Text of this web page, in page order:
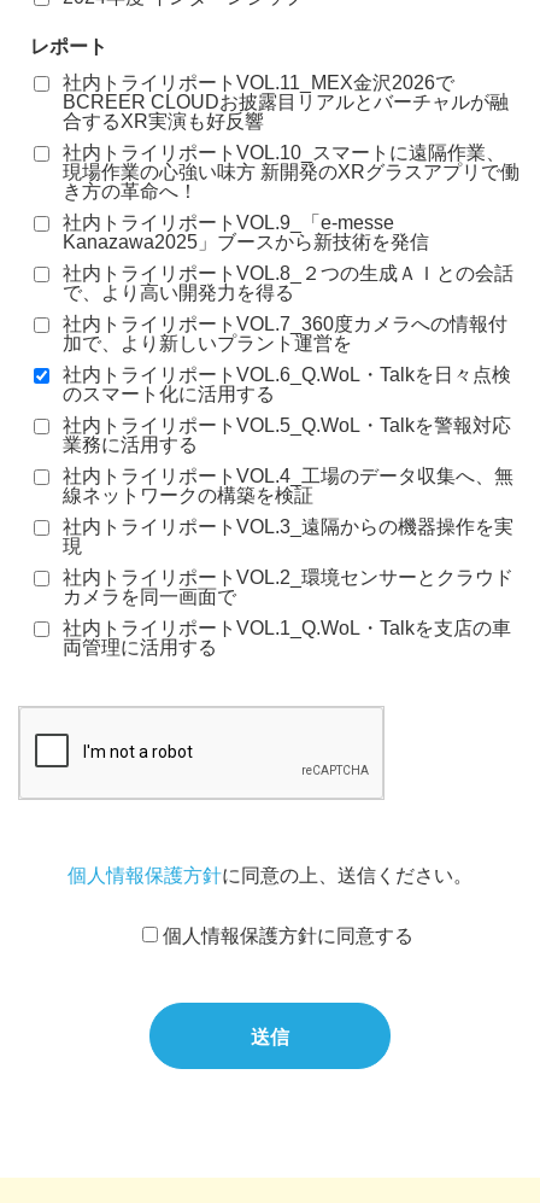
レポート
社内トライリポートVOL.11_MEX金沢2026で
BCREER CLOUDお披露目リアルとバーチャルが融
合するXR実演も好反響
社内トライリポートVOL.10_スマートに遠隔作業、
現場作業の心強い味方 新開発のXRグラスアプリで働
き方の革命へ！
社内トライリポートVOL.9_「e-messe
Kanazawa2025」ブースから新技術を発信
社内トライリポートVOL.8_２つの生成ＡＩとの会話
で、より高い開発力を得る
社内トライリポートVOL.7_360度カメラへの情報付
加で、より新しいプラント運営を
社内トライリポートVOL.6_Q.WoL・Talkを日々点検
のスマート化に活用する
社内トライリポートVOL.5_Q.WoL・Talkを警報対応
業務に活用する
社内トライリポートVOL.4_工場のデータ収集へ、無
線ネットワークの構築を検証
社内トライリポートVOL.3_遠隔からの機器操作を実
現
社内トライリポートVOL.2_環境センサーとクラウド
カメラを同一画面で
社内トライリポートVOL.1_Q.WoL・Talkを支店の車
両管理に活用する
個人情報保護方針に同意の上、送信ください。
個人情報保護方針に同意する